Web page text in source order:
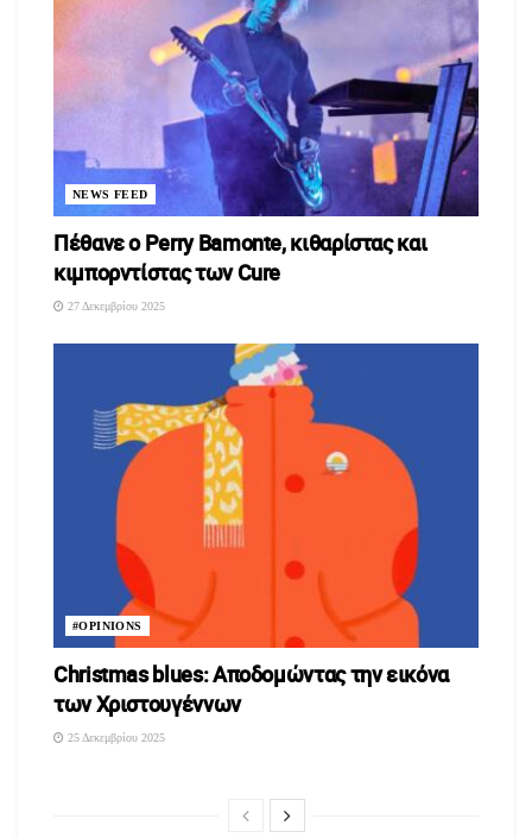
NEWS FEED
Πέθανε ο Perry Bamonte, κιθαρίστας και
κιμπορντίστας των Cure
27 Δεκεμβρίου 2025
#OPINIONS
Christmas blues: Αποδομώντας την εικόνα
των Χριστουγέννων
25 Δεκεμβρίου 2025